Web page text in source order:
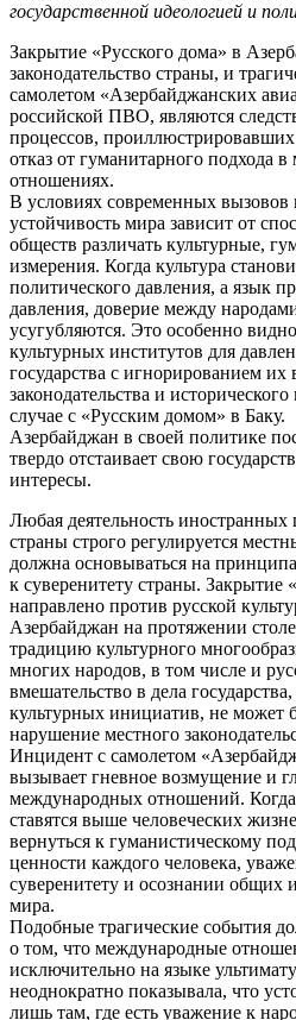
государственной идеологией и
Закрытие «Русского дома» в
законодательство страны, и
самолетом «Азербайджанских
российской ПВО, являются
процессов,
отказ от гуманитарного подхода
отношениях.
В условиях современных вызовов
устойчивость мира зависит от
обществ различать культурные,
измерения. Когда культура
политического давления, а язык
давления, доверие между
усугубляются. Это особенно
культурных институтов для
государства с игнорированием их
законодательства и
случае с «Русским домом» в Баку.
Азербайджан в своей политике
твердо отстаивает свою
интересы.
Любая деятельность иностранных
страны строго регулируется
должна основываться на
к суверенитету страны. Закрытие
направлено против русской
Азербайджан на протяжении
традицию культурного
многих народов, в том числе и
вмешательство в дела
культурных инициатив, не может
нарушение местного
Инцидент с самолетом
вызывает гневное возмущение и
международных отношений.
ставятся выше человеческих
вернуться к гуманистическому
ценности каждого человека,
суверенитету и осознании общих
мира.
Подобные трагические события
о том, что международные
исключительно на языке
неоднократно показывала, что
лишь там, где есть уважение к